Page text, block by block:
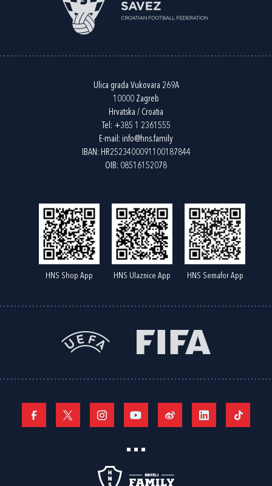
Ulica grada Vukovara 269A
10000 Zagreb
Hrvatska / Croatia
Tel: +385 1 2361555
E-mail: info@hns.family
IBAN: HR2523400091100187844
OIB: 08516152078
HNS Shop App HNS Ulaznice App HNS Semafor App